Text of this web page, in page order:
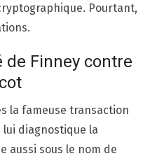
Pourtant,
Finney contre
la fameuse transaction
lui diagnostique la
aussi sous le nom de